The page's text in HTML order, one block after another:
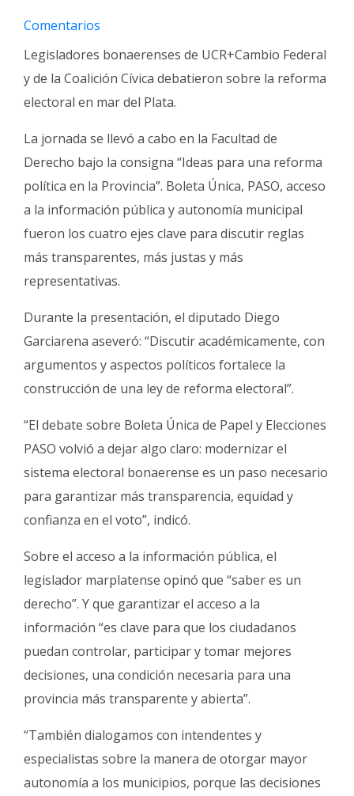
Familia
Clasificados
Fúnebres
Comentarios
Legisladores bonaerenses de UCR+Cambio Federal
y de la Coalición Cívica debatieron sobre la reforma
electoral en mar del Plata.
La jornada se llevó a cabo en la Facultad de
Derecho bajo la consigna “Ideas para una reforma
política en la Provincia”. Boleta Única, PASO, acceso
a la información pública y autonomía municipal
fueron los cuatro ejes clave para discutir reglas
más transparentes, más justas y más
representativas.
Durante la presentación, el diputado Diego
Garciarena aseveró: “Discutir académicamente, con
argumentos y aspectos políticos fortalece la
construcción de una ley de reforma electoral”.
“El debate sobre Boleta Única de Papel y Elecciones
PASO volvió a dejar algo claro: modernizar el
sistema electoral bonaerense es un paso necesario
para garantizar más transparencia, equidad y
confianza en el voto”, indicó.
Sobre el acceso a la información pública, el
legislador marplatense opinó que “saber es un
derecho”. Y que garantizar el acceso a la
información “es clave para que los ciudadanos
puedan controlar, participar y tomar mejores
decisiones, una condición necesaria para una
provincia más transparente y abierta”.
“También dialogamos con intendentes y
especialistas sobre la manera de otorgar mayor
autonomía a los municipios, porque las decisiones